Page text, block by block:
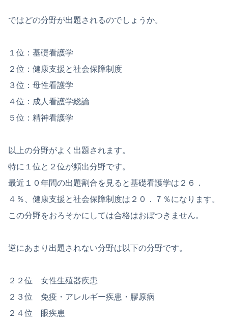
ではどの分野が出題されるのでしょうか。
１位：基礎看護学
２位：健康支援と社会保障制度
３位：母性看護学
４位：成人看護学総論
５位：精神看護学
以上の分野がよく出題されます。
特に１位と２位が頻出分野です。
最近１０年間の出題割合を見ると基礎看護学は２６．
４％、健康支援と社会保障制度は２０．７％になります。
この分野をおろそかにしては合格はおぼつきません。
逆にあまり出題されない分野は以下の分野です。
２２位 女性生殖器疾患
２３位 免疫・アレルギー疾患・膠原病
２４位 眼疾患